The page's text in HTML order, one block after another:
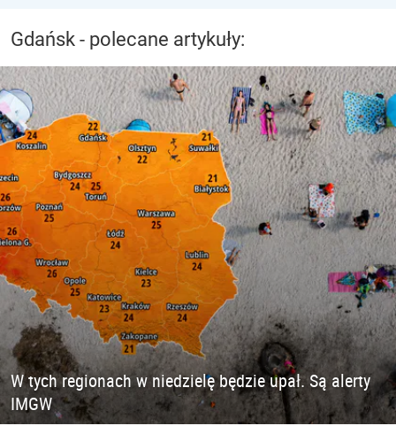
Gdańsk - polecane artykuły:
W tych regionach w niedzielę będzie upał. Są alerty
IMGW